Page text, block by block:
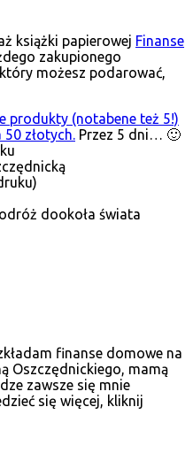
książki papierowej Finanse
zakupionego
możesz podarować,
produkty (notabene też 5!)
złotych. Przez 5 dni… 🙂
dookoła świata
finanse domowe na
Oszczędnickiego, mamą
zawsze się mnie
się więcej, kliknij